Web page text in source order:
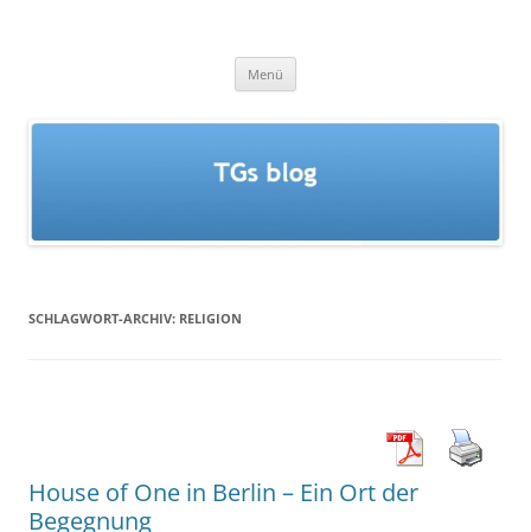
Menü
SCHLAGWORT-ARCHIV: RELIGION
House of One in Berlin – Ein Ort der
Begegnung